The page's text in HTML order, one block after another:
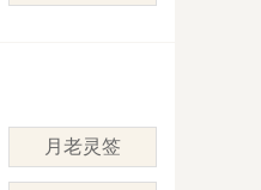
月老灵签